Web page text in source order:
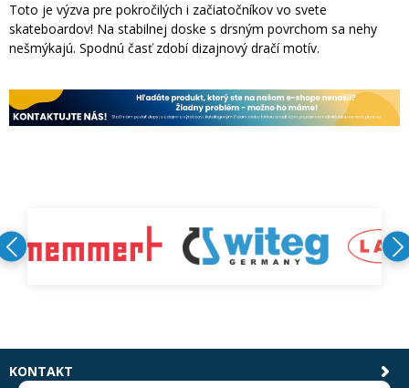
Toto je výzva pre pokročilých i začiatočníkov vo svete
skateboardov! Na stabilnej doske s drsným povrchom sa nehy
nešmýkajú. Spodnú časť zdobí dizajnový dračí motív.
KONTAKT